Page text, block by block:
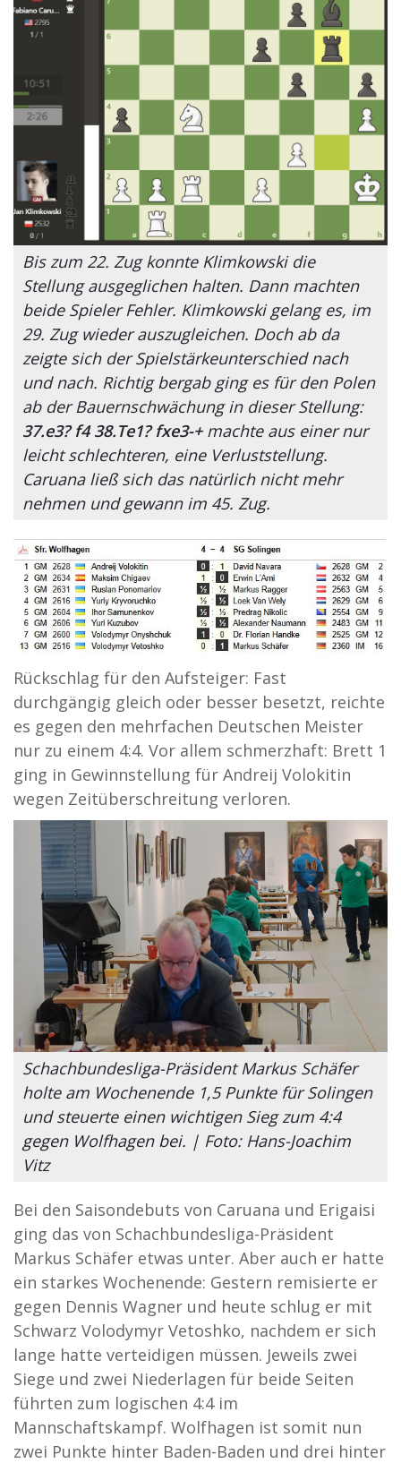
Bis zum 22. Zug konnte Klimkowski die
Stellung ausgeglichen halten. Dann machten
beide Spieler Fehler. Klimkowski gelang es, im
29. Zug wieder auszugleichen. Doch ab da
zeigte sich der Spielstärkeunterschied nach
und nach. Richtig bergab ging es für den Polen
ab der Bauernschwächung in dieser Stellung:
37.e3? f4 38.Te1? fxe3-+machte aus einer nur
leicht schlechteren, eine Verluststellung.
Caruana ließ sich das natürlich nicht mehr
nehmen und gewann im 45. Zug.
Rückschlag für den Aufsteiger: Fast
durchgängig gleich oder besser besetzt, reichte
es gegen den mehrfachen Deutschen Meister
nur zu einem 4:4. Vor allem schmerzhaft: Brett 1
ging in Gewinnstellung für Andreij Volokitin
wegen Zeitüberschreitung verloren.
Schachbundesliga-Präsident Markus Schäfer
holte am Wochenende 1,5 Punkte für Solingen
und steuerte einen wichtigen Sieg zum 4:4
gegen Wolfhagen bei. | Foto: Hans-Joachim
Vitz
Bei den Saisondebuts von Caruana und Erigaisi
ging das von Schachbundesliga-Präsident
Markus Schäfer etwas unter. Aber auch er hatte
ein starkes Wochenende: Gestern remisierte er
gegen Dennis Wagner und heute schlug er mit
Schwarz Volodymyr Vetoshko, nachdem er sich
lange hatte verteidigen müssen. Jeweils zwei
Siege und zwei Niederlagen für beide Seiten
führten zum logischen 4:4 im
Mannschaftskampf. Wolfhagen ist somit nun
zwei Punkte hinter Baden-Baden und drei hinter